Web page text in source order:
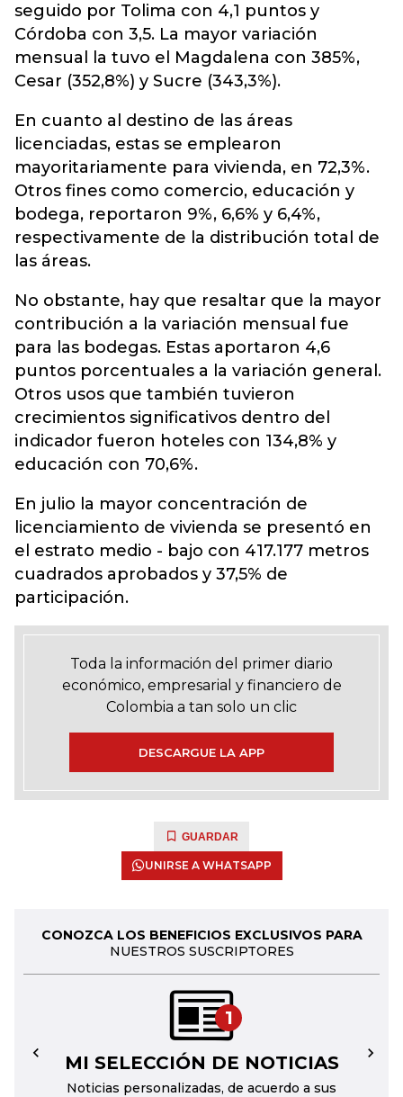
seguido por Tolima con 4,1 puntos y
Córdoba con 3,5. La mayor variación
mensual la tuvo el Magdalena con 385%,
Cesar (352,8%) y Sucre (343,3%).
En cuanto al destino de las áreas
licenciadas, estas se emplearon
mayoritariamente para vivienda, en 72,3%.
Otros fines como comercio, educación y
bodega, reportaron 9%, 6,6% y 6,4%,
respectivamente de la distribución total de
las áreas.
No obstante, hay que resaltar que la mayor
contribución a la variación mensual fue
para las bodegas. Estas aportaron 4,6
puntos porcentuales a la variación general.
Otros usos que también tuvieron
crecimientos significativos dentro del
indicador fueron hoteles con 134,8% y
educación con 70,6%.
En julio la mayor concentración de
licenciamiento de vivienda se presentó en
el estrato medio - bajo con 417.177 metros
cuadrados aprobados y 37,5% de
participación.
Toda la información del primer diario
económico, empresarial y financiero de
Colombia a tan solo un clic
DESCARGUE LA APP
GUARDAR
UNIRSE A WHATSAPP
CONOZCA LOS BENEFICIOS EXCLUSIVOS PARA
NUESTROS SUSCRIPTORES
1
MI SELECCIÓN DE NOTICIAS
Noticias personalizadas, de acuerdo a sus
← →